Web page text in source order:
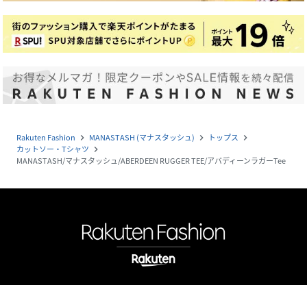
Rakuten Fashion navigate_next MANASTASH (マナスタッシュ) navigate_next トップス navigate_next
カットソー・Tシャツ navigate_next
MANASTASH/マナスタッシュ/ABERDEEN RUGGER TEE/アバディーンラガーTee